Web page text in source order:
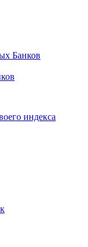
Банков
индекса